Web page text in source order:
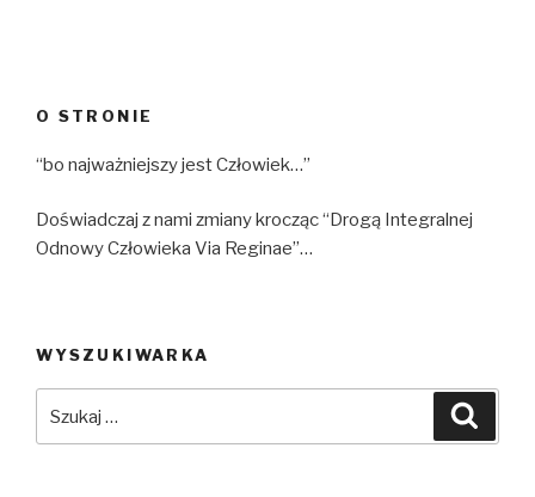
O STRONIE
“bo najważniejszy jest Człowiek…”
Doświadczaj z nami zmiany krocząc “Drogą Integralnej
Odnowy Człowieka Via Reginae”…
WYSZUKIWARKA